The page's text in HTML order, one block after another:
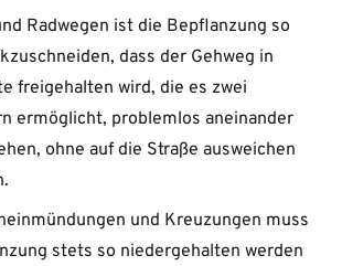
Radwegen ist die Bepflanzung so
dass der Gehweg in
freigehalten wird, die es zwei
ermöglicht, problemlos aneinander
ohne auf die Straße ausweichen
und Kreuzungen muss
stets so niedergehalten werden